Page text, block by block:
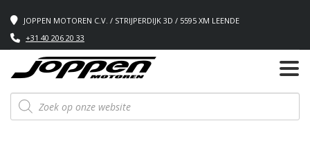
JOPPEN MOTOREN C.V. / STRIJPERDIJK 3D / 5595 XM LEENDE
+31 40 206 20 33
Producten
zoeken